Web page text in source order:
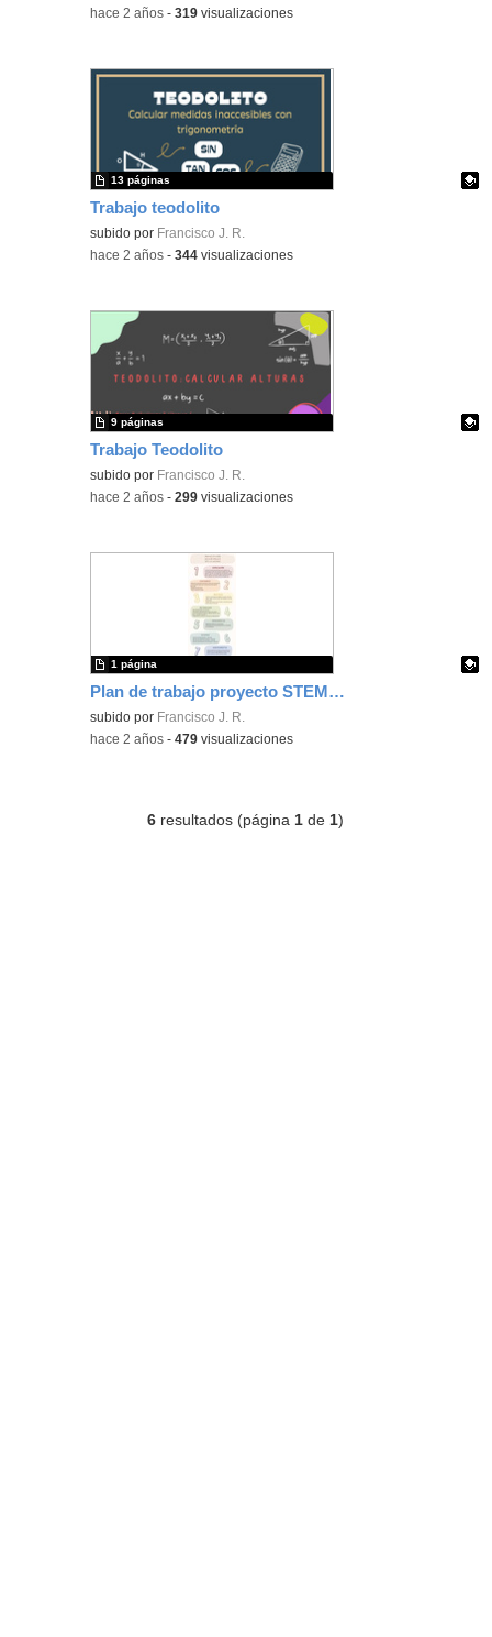
-hace 2 años -319 visualizaciones
Trabajo teodolito
Contenido educativo.
subido por Francisco J. R.
13 páginas
-hace 2 años -344 visualizaciones
Trabajo Teodolito
Contenido educativo.
subido por Francisco J. R.
9 páginas
-hace 2 años -299 visualizaciones
Plan de trabajo proyecto STEM IES La Laguna
Contenido educativo.
subido por Francisco J. R.
1 página
-hace 2 años -479 visualizaciones
6 resultados (página 1 de 1)